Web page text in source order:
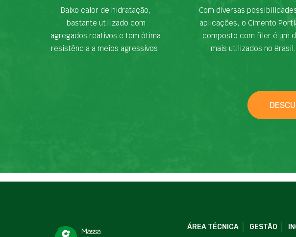
Baixo calor de hidratação,
bastante utilizado com
agregados reativos e tem ótima
resistência a meios agressivos.
Com diversas
aplicações, o Cimento
composto com fíler é um
mais utilizados no Brasil.
ÁREA TÉCNICA GESTÃO